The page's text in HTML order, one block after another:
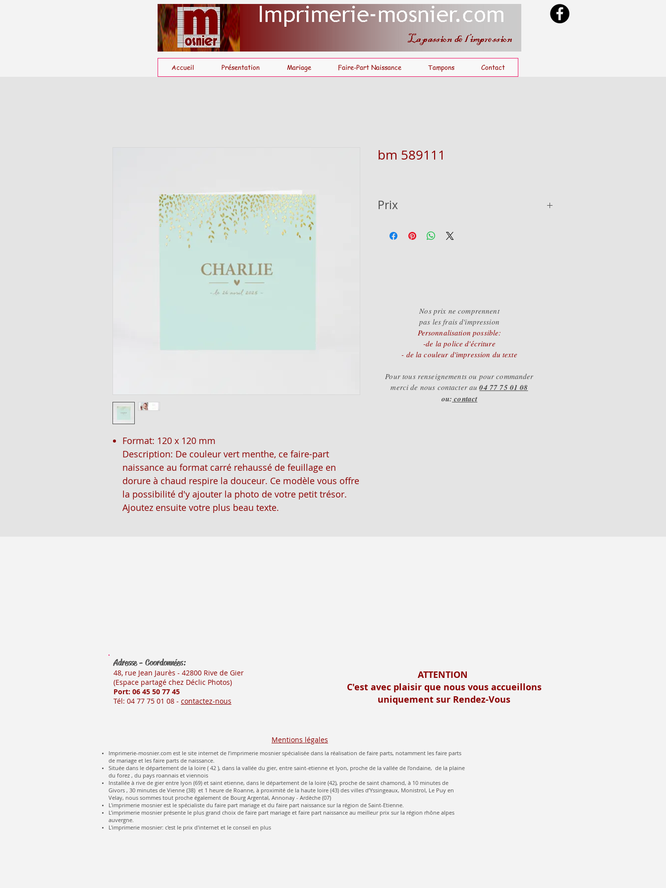
Accueil Présentation Mariage Faire-Part Naissance Tampons Contact
Format: 120 x 120 mm
Description: De couleur vert menthe, ce faire-part
naissance au format carré rehaussé de feuillage en
dorure à chaud respire la douceur. Ce modèle vous offre
la possibilité d'y ajouter la photo de votre petit trésor.
Ajoutez ensuite votre plus beau texte.
bm 589111
Prix
- de 100 = 1.85€
Nos prix ne comprennent
pas les frais d'impression
Personnalisation possible:
-de la police d'écriture
- de la couleur d'impression du texte
Pour tous renseignements ou pour commander
merci de nous contacter au04 77 75 01 08
ou: contact
Adresse - Coordonnées:
48, rue Jean Jaurès - 42800 Rive de Gier
(Espace partagé chez Déclic Photos)
Port: 06 45 50 77 45
Tél: 04 77 75 01 08 - contactez-nous
ATTENTION
C'est avec plaisir que nous vous accueillons
uniquement sur Rendez-Vous
Mentions légales
Imprimerie-mosnier.com est le site internet de l’imprimerie mosnier spécialisée dans la réalisation de faire parts, notamment les faire parts
de mariage et les faire parts de naissance.
Située dans le département de la loire ( 42 ), dans la vallée du gier, entre saint-etienne et lyon, proche de la vallée de l’ondaine, de la plaine
du forez , du pays roannais et viennois
Installée à rive de gier entre lyon (69) et saint etienne, dans le département de la loire (42), proche de saint chamond, à 10 minutes de
Givors , 30 minutes de Vienne (38) et 1 heure de Roanne, à proximité de la haute loire (43) des villes d’Yssingeaux, Monistrol, Le Puy en
Velay, nous sommes tout proche également de Bourg Argental, Annonay - Ardèche (07)
L'imprimerie mosnier est le spécialiste du faire part mariage et du faire part naissance sur la région de Saint-Etienne.
L’imprimerie mosnier présente le plus grand choix de faire part mariage et faire part naissance au meilleur prix sur la région rhône alpes
auvergne.
L'imprimerie mosnier: c'est le prix d'internet et le conseil en plus​